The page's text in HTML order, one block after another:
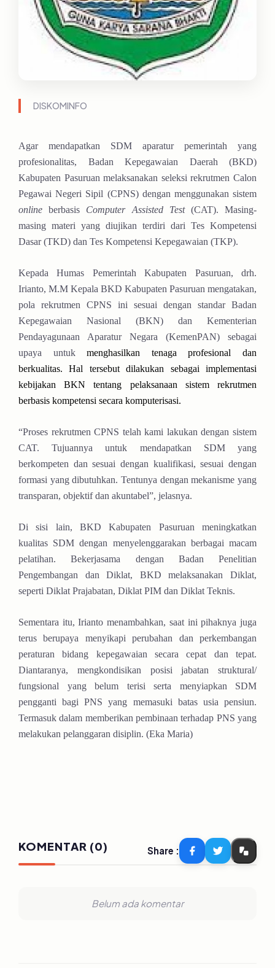
DISKOMINFO
Agar mendapatkan SDM aparatur pemerintah yang
profesionalitas, Badan Kepegawaian Daerah (BKD)
Kabupaten Pasuruan melaksanakan seleksi rekrutmen Calon
Pegawai Negeri Sipil (CPNS) dengan menggunakan sistem
onlineberbasis Computer Assisted Test(CAT). Masing-
masing materi yang diujikan terdiri dari Tes Kompetensi
Dasar (TKD) dan Tes Kompetensi Kepegawaian (TKP).
Kepada Humas Pemerintah Kabupaten Pasuruan, drh.
Irianto, M.M Kepala BKD Kabupaten Pasuruan mengatakan,
pola rekrutmen CPNS ini sesuai dengan standar Badan
Kepegawaian Nasional (BKN) dan Kementerian
Pendayagunaan Aparatur Negara (KemenPAN) sebagai
upaya untukmenghasilkan tenaga profesional dan
berkualitas. Hal tersebut dilakukan sebagai implementasi
kebijakan BKN tentang pelaksanaan sistem rekrutmen
berbasis kompetensi secara komputerisasi.
“Proses rekrutmen CPNS telah kami lakukan dengan sistem
CAT. Tujuannya untuk mendapatkan SDM yang
berkompeten dan sesuai dengan kualifikasi, sesuai dengan
formasi yang dibutuhkan. Tentunya dengan mekanisme yang
transparan, objektif dan akuntabel”, jelasnya.
Di sisi lain, BKD Kabupaten Pasuruan meningkatkan
kualitas SDM dengan menyelenggarakan berbagai macam
pelatihan. Bekerjasama dengan Badan Penelitian
Pengembangan dan Diklat, BKD melaksanakan Diklat,
seperti Diklat Prajabatan, Diklat PIM dan Diklat Teknis.
Sementara itu, Irianto menambahkan, saat ini pihaknya juga
terus berupaya menyikapi perubahan dan perkembangan
peraturan bidang kepegawaian secara cepat dan tepat.
Diantaranya, mengkondisikan posisi jabatan struktural/
fungsional yang belum terisi serta menyiapkan SDM
pengganti bagi PNS yang memasuki batas usia pensiun.
Termasuk dalam memberikan pembinaan terhadap PNS yang
melakukan pelanggaran disiplin. (Eka Maria)
KOMENTAR (0) Share :
Belum ada komentar